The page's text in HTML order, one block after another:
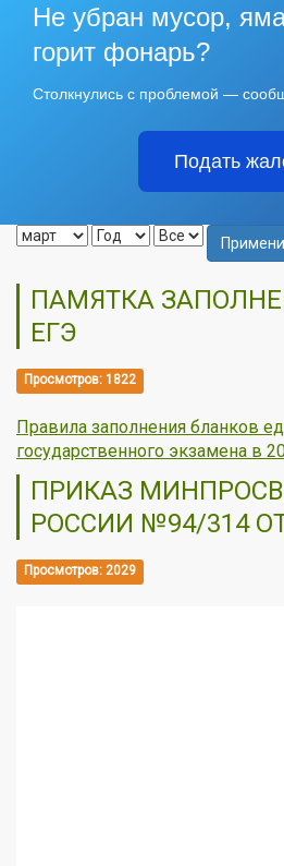
Не убран мусор,
горит фонарь?
Столкнулись с проблемой —
Подать
ПАМЯТКА
ЕГЭ
Просмотров: 1822
Правила заполнения бланков
государственного экзамена в
ПРИКАЗ
РОССИИ №94/314 ОТ
Просмотров: 2029